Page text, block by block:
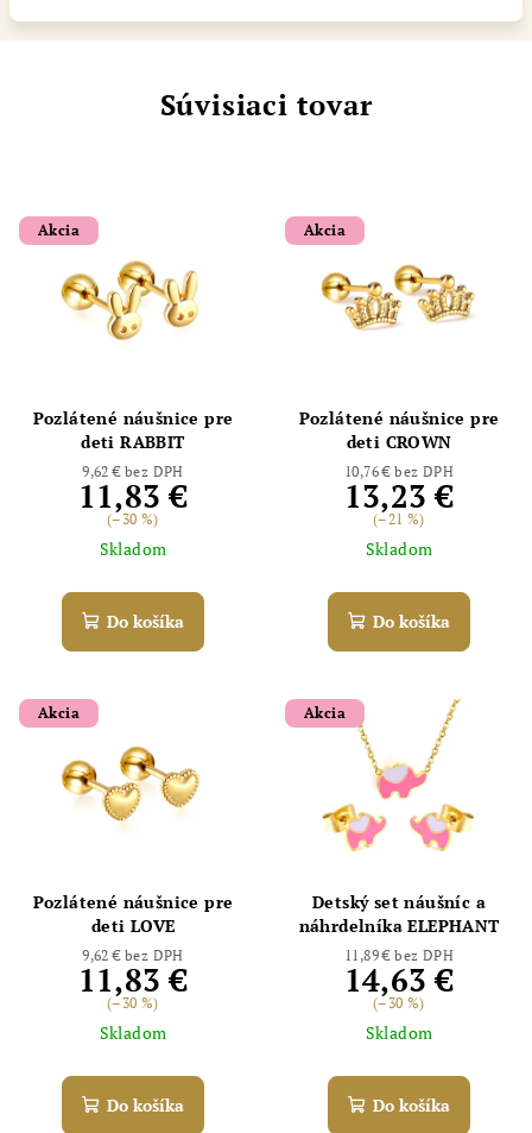
Súvisiaci tovar
Akcia
Pozlátené náušnice pre
deti RABBIT
9,62 € bez DPH
11,83 €
(–30 %)
Skladom
Do košíka
Akcia
Pozlátené náušnice pre
deti CROWN
10,76 € bez DPH
13,23 €
(–21 %)
Skladom
Do košíka
Akcia
Pozlátené náušnice pre
deti LOVE
9,62 € bez DPH
11,83 €
(–30 %)
Skladom
Do košíka
Akcia
Detský set náušníc a
náhrdelníka ELEPHANT
11,89 € bez DPH
14,63 €
(–30 %)
Skladom
Do košíka